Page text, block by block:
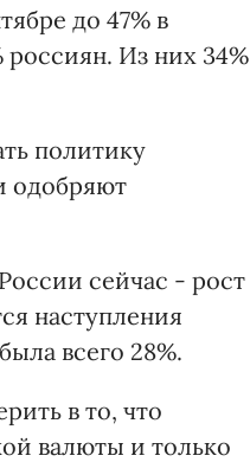
до 47% в
Из них 34%
политику
одобряют
сейчас - рост
наступления
всего 28%.
в то, что
валюты и только